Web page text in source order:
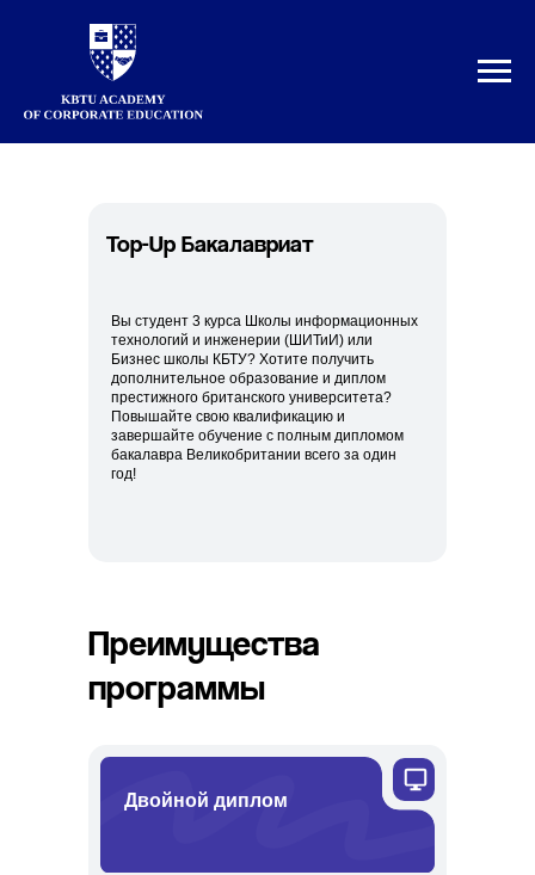
Вы студент 3 курса Школы информационных
технологий и инженерии (ШИТиИ) или
Бизнес школы КБТУ? Хотите получить
дополнительное образование и диплом
престижного британского университета?
Повышайте свою квалификацию и
завершайте обучение с полным дипломом
бакалавра Великобритании всего за один
год!
Top-Up Бакалавриат
Преимущества
программы
Двойной диплом